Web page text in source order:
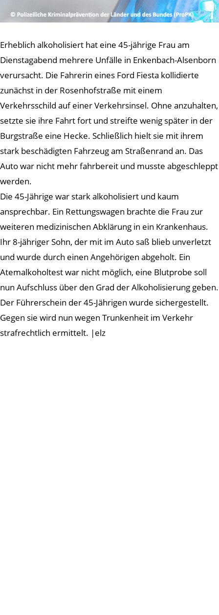
Erheblich alkoholisiert hat eine 45-jährige Frau am
Dienstagabend mehrere Unfälle in Enkenbach-Alsenborn
verursacht. Die Fahrerin eines Ford Fiesta kollidierte
zunächst in der Rosenhofstraße mit einem
Verkehrsschild auf einer Verkehrsinsel. Ohne anzuhalten,
setzte sie ihre Fahrt fort und streifte wenig später in der
Burgstraße eine Hecke. Schließlich hielt sie mit ihrem
stark beschädigten Fahrzeug am Straßenrand an. Das
Auto war nicht mehr fahrbereit und musste abgeschleppt
werden.
Die 45-Jährige war stark alkoholisiert und kaum
ansprechbar. Ein Rettungswagen brachte die Frau zur
weiteren medizinischen Abklärung in ein Krankenhaus.
Ihr 8-jähriger Sohn, der mit im Auto saß blieb unverletzt
und wurde durch einen Angehörigen abgeholt. Ein
Atemalkoholtest war nicht möglich, eine Blutprobe soll
nun Aufschluss über den Grad der Alkoholisierung geben.
Der Führerschein der 45-Jährigen wurde sichergestellt.
Gegen sie wird nun wegen Trunkenheit im Verkehr
strafrechtlich ermittelt. |elz